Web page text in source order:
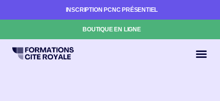
INSCRIPTION PCNC PRÉSENTIEL
BOUTIQUE EN LIGNE